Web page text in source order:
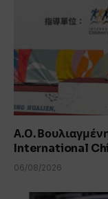
Α.Ο.
International
06/08/2026